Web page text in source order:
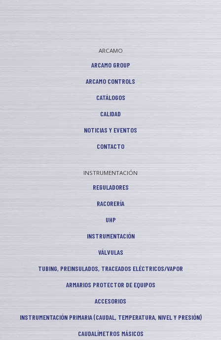
ARCAMO
ARCAMO GROUP
ARCAMO CONTROLS
CATÁLOGOS
CALIDAD
NOTICIAS Y EVENTOS
CONTACTO
INSTRUMENTACIÓN
REGULADORES
RACORERÍA
UHP
INSTRUMENTACIÓN
VÁLVULAS
TUBING, PREINSULADOS, TRACEADOS ELÉCTRICOS/VAPOR
ARMARIOS PROTECTOR DE EQUIPOS
ACCESORIOS
INSTRUMENTACIÓN PRIMARIA (CAUDAL, TEMPERATURA, NIVEL Y PRESIÓN)
CAUDALÍMETROS MÁSICOS